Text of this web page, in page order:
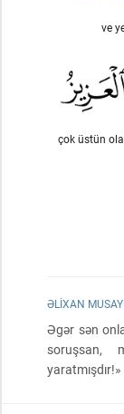
ve
çok üstün
ƏLIXAN
Əgər sən
soruşsan,